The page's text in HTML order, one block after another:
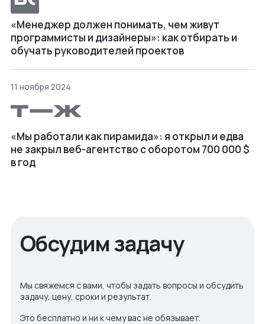
«Менеджер должен понимать, чем живут
программисты и дизайнеры»: как отбирать и
обучать руководителей проектов
11 ноября 2024
«Мы работали как пирамида»: я открыл и едва
не закрыл веб⁠-⁠агентство с оборотом 700 000 $
в год
Обсудим задачу
Мы свяжемся с вами, чтобы задать вопросы и обсудить
задачу, цену, сроки и результат.
Это бесплатно и ни к чему вас не обязывает.